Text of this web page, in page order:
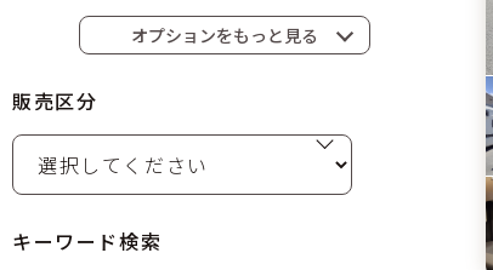
キッチン コンロ
ベッド
ベンチレーター サイドオーニング
ドラレコ
オプションをもっと見る
販売区分
キーワード検索